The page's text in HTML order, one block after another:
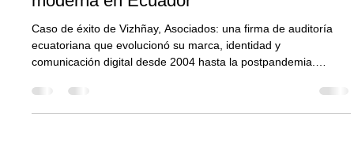
referente de comunicación y auditoría
moderna en Ecuador
Caso de éxito de Vizhñay, Asociados: una firma de auditoría
comunicación digital desde 2004 hasta la postpandemia.
Rediseño de identidad, web estratégica, brochures interactivos,